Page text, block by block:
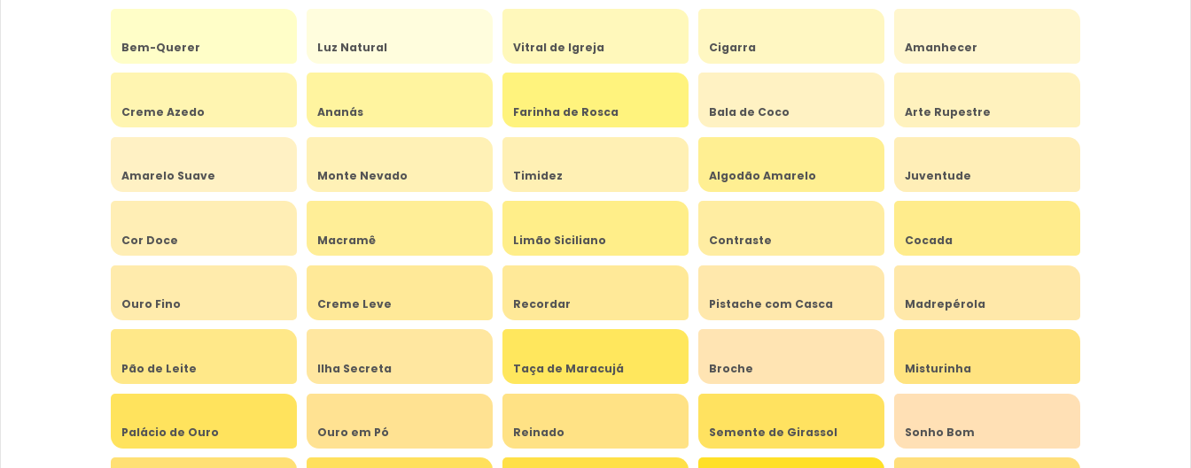
Bem-Querer Luz Natural Vitral de Igreja Cigarra Amanhecer
Creme Azedo Ananás Farinha de Rosca Bala de Coco Arte Rupestre
Amarelo Suave Monte Nevado Timidez Algodão Amarelo Juventude
Cor Doce Macramê Limão Siciliano Contraste Cocada
Ouro Fino Creme Leve Recordar Pistache com Casca Madrepérola
Pão de Leite Ilha Secreta Taça de Maracujá Broche Misturinha
Palácio de Ouro Ouro em Pó Reinado Semente de Girassol Sonho Bom